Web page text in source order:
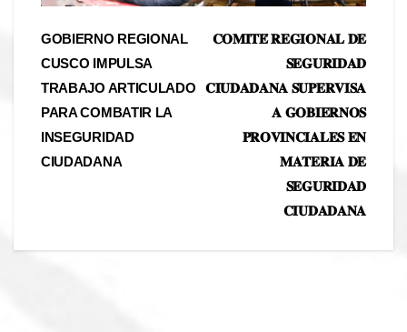
Navegación
de
entradas
𝐂𝐎𝐌𝐈𝐓𝐄́ 𝐑𝐄𝐆𝐈𝐎𝐍𝐀𝐋 𝐃𝐄
𝐒𝐄𝐆𝐔𝐑𝐈𝐃𝐀𝐃
𝐂𝐈𝐔𝐃𝐀𝐃𝐀𝐍𝐀 𝐒𝐔𝐏𝐄𝐑𝐕𝐈𝐒𝐀
𝐀 𝐆𝐎𝐁𝐈𝐄𝐑𝐍𝐎𝐒
𝐏𝐑𝐎𝐕𝐈𝐍𝐂𝐈𝐀𝐋𝐄𝐒 𝐄𝐍
𝐌𝐀𝐓𝐄𝐑𝐈𝐀 𝐃𝐄
𝐒𝐄𝐆𝐔𝐑𝐈𝐃𝐀𝐃
𝐂𝐈𝐔𝐃𝐀𝐃𝐀𝐍𝐀
GOBIERNO REGIONAL
CUSCO IMPULSA
TRABAJO ARTICULADO
PARA COMBATIR LA
INSEGURIDAD
CIUDADANA